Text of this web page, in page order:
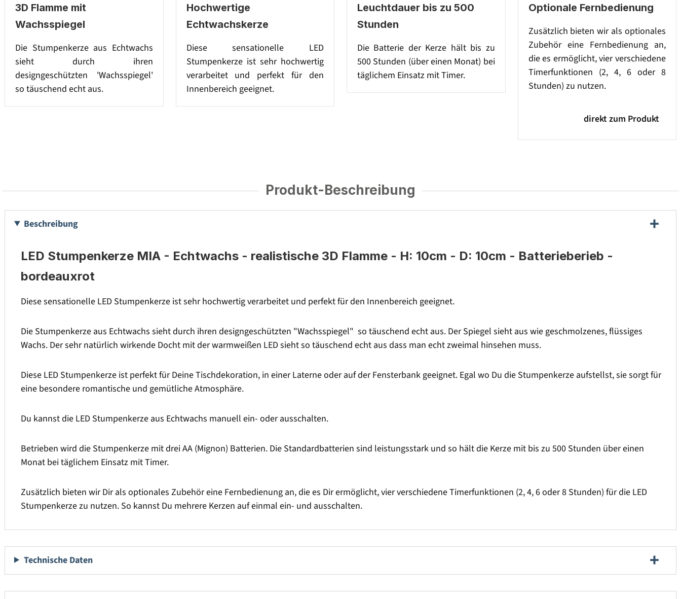
3D Flamme mit
Wachsspiegel
Die Stumpenkerze aus Echtwachs
sieht durch ihren
designgeschützten 'Wachsspiegel'
so täuschend echt aus.
Hochwertige
Echtwachskerze
Diese sensationelle LED
Stumpenkerze ist sehr hochwertig
verarbeitet und perfekt für den
Innenbereich geeignet.
Leuchtdauer bis zu 500
Stunden
Die Batterie der Kerze hält bis zu
500 Stunden (über einen Monat) bei
täglichem Einsatz mit Timer.
Optionale Fernbedienung
Zusätzlich bieten wir als optionales
Zubehör eine Fernbedienung an,
die es ermöglicht, vier verschiedene
Timerfunktionen (2, 4, 6 oder 8
Stunden) zu nutzen.
direkt zum Produkt
Produkt-Beschreibung
Beschreibung
LED Stumpenkerze MIA - Echtwachs - realistische 3D Flamme - H: 10cm - D: 10cm - Batterieberieb -
bordeauxrot
Diese sensationelle LED Stumpenkerze ist sehr hochwertig verarbeitet und perfekt für den Innenbereich geeignet.
Die Stumpenkerze aus Echtwachs sieht durch ihren designgeschützten "Wachsspiegel" so täuschend echt aus. Der Spiegel sieht aus wie geschmolzenes, flüssiges
Wachs. Der sehr natürlich wirkende Docht mit der warmweißen LED sieht so täuschend echt aus dass man echt zweimal hinsehen muss.
Diese LED Stumpenkerze ist perfekt für Deine Tischdekoration, in einer Laterne oder auf der Fensterbank geeignet. Egal wo Du die Stumpenkerze aufstellst, sie sorgt für
eine besondere romantische und gemütliche Atmosphäre.
Du kannst die LED Stumpenkerze aus Echtwachs manuell ein- oder ausschalten.
Betrieben wird die Stumpenkerze mit drei AA (Mignon) Batterien. Die Standardbatterien sind leistungsstark und so hält die Kerze mit bis zu 500 Stunden über einen
Monat bei täglichem Einsatz mit Timer.
Zusätzlich bieten wir Dir als optionales Zubehör eine Fernbedienung an, die es Dir ermöglicht, vier verschiedene Timerfunktionen (2, 4, 6 oder 8 Stunden) für die LED
Stumpenkerze zu nutzen. So kannst Du mehrere Kerzen auf einmal ein- und ausschalten.
Technische Daten